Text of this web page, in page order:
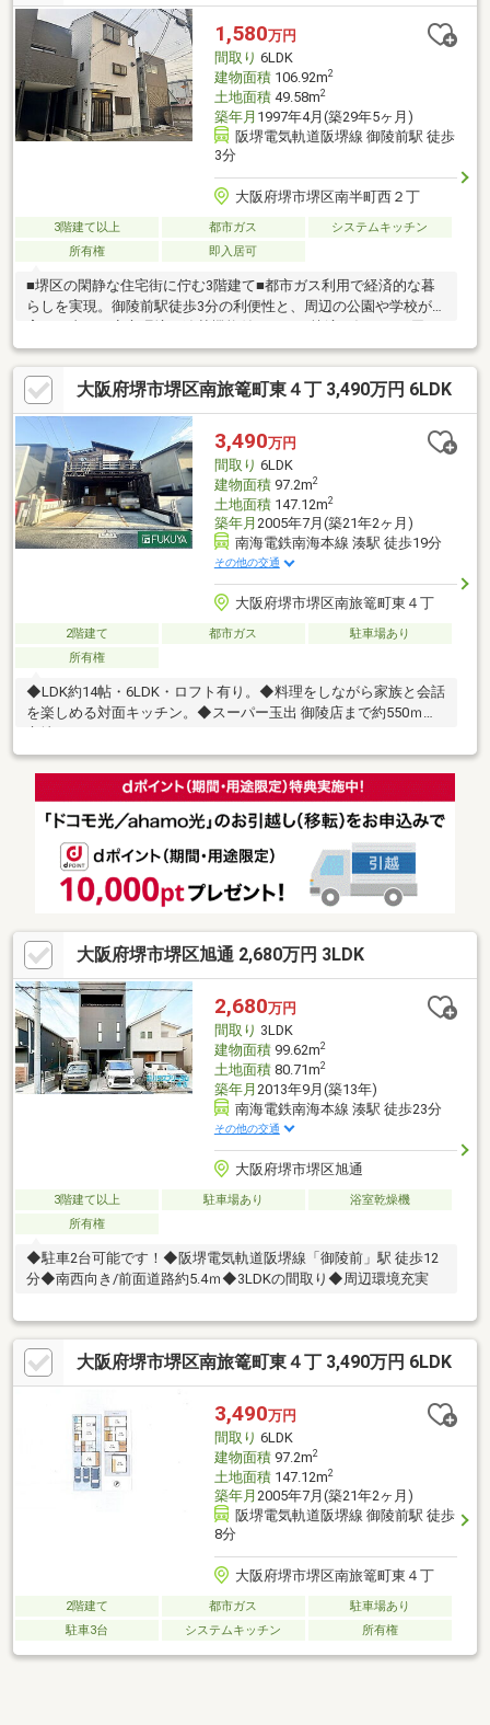
1,580万円
間取り 6LDK
建物面積106.92m2
土地面積49.58m2
築年月 1997年4月(築29年5ヶ月)
阪堺電気軌道阪堺線 御陵前駅 徒歩
3分
大阪府堺市堺区南半町西２丁
3階建て以上 都市ガス
システムキッチン
所有権
即入居可
■堺区の閑静な住宅街に佇む3階建て■都市ガス利用で経済的な暮
らしを実現。御陵前駅徒歩3分の利便性と、周辺の公園や学校が子
育てを支える安心環境。追焚機能付きバスで快適な毎日をお届け
します。
大阪府堺市堺区南旅篭町東４丁 3,490万円 6LDK
3,490万円
間取り 6LDK
建物面積97.2m2
土地面積147.12m2
築年月 2005年7月(築21年2ヶ月)
南海電鉄南海本線 湊駅 徒歩19分
その他の交通
大阪府堺市堺区南旅篭町東４丁
2階建て 都市ガス
駐車場あり
所有権
◆LDK約14帖・6LDK・ロフト有り。◆料理をしながら家族と会話
を楽しめる対面キッチン。◆スーパー玉出 御陵店まで約550ｍの
大阪府堺市堺区旭通 2,680万円 3LDK
2,680万円
間取り 3LDK
建物面積99.62m2
土地面積80.71m2
築年月 2013年9月(築13年)
南海電鉄南海本線 湊駅 徒歩23分
その他の交通
大阪府堺市堺区旭通
3階建て以上 駐車場あり
浴室乾燥機
所有権
◆駐車2台可能です！◆阪堺電気軌道阪堺線「御陵前」駅 徒歩12
分◆南西向き/前面道路約5.4ｍ◆3LDKの間取り◆周辺環境充実
大阪府堺市堺区南旅篭町東４丁 3,490万円 6LDK
3,490万円
間取り 6LDK
建物面積97.2m2
土地面積147.12m2
築年月 2005年7月(築21年2ヶ月)
阪堺電気軌道阪堺線 御陵前駅 徒歩
8分
大阪府堺市堺区南旅篭町東４丁
2階建て 都市ガス
駐車場あり
駐車3台
システムキッチン 所有権